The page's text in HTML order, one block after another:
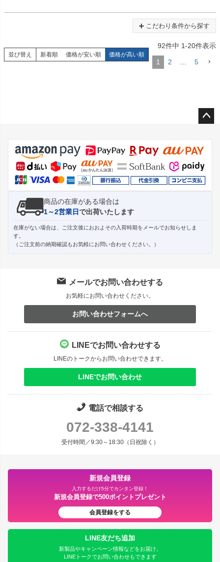
こだわり条件から探す
並び替え 新着順 価格が安い順 価格が高い順
92件中 1-20件表示
1 2 5
ジト
ップ
へ
商品の在庫がある場合は
1～2営業日で出荷いたします
在庫がない場合は、ご注文後におおよその入荷時期をメールでお知らせしま
す。
（ご注文前の納期確認もお気軽にお問い合わせください。）
メールでお問い合わせする
お気軽にお問い合わせください。
お問い合わせフォームへ
LINEでお問い合わせする
LINEのトークからお問い合わせできます。
LINEでお問い合わせ
電話で相談する
072-338-4141
受付時間／9:30～18:30（日祝除く）
新規会員登録
入力するだけ5分でカンタン登録！
新規会員登録で500ポイントプレゼント
会員登録をする
LINE友だち追加
新製品やキャンペーン情報などをお届け。
LINEトークでお問い合わせもできます